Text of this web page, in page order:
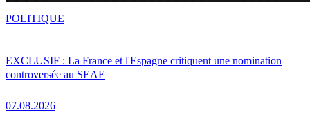
EXCLUSIF : La France et l'Espagne critiquent une nomination
controversée au SEAE
07.08.2026
POLITIQUE